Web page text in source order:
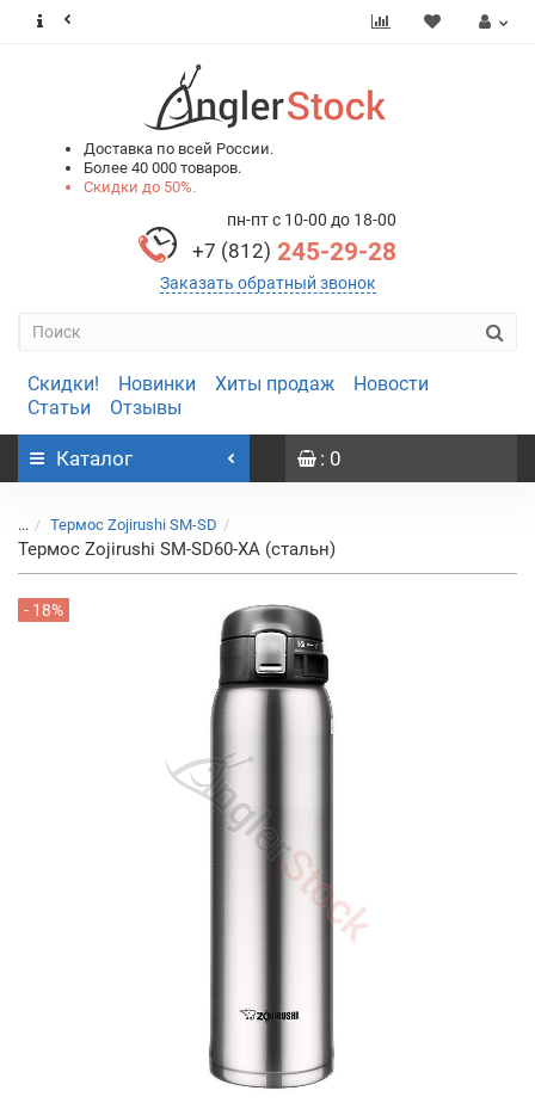
Доставка по всей России.
Более 40 000 товаров.
Скидки до 50%.
пн-пт с 10-00 до 18-00
+7 (812) 245-29-28
Заказать обратный звонок
Скидки! Новинки Хиты продаж
Новости
Статьи
Отзывы
Каталог : 0
... Термос Zojirushi SM-SD
Термос Zojirushi SM-SD60-XA (стальн)
- 18%